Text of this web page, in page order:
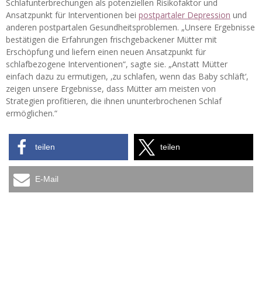
Schlafunterbrechungen als potenziellen Risikofaktor und
Ansatzpunkt für Interventionen bei postpartaler Depression und
anderen postpartalen Gesundheitsproblemen. „Unsere Ergebnisse
bestätigen die Erfahrungen frischgebackener Mütter mit
Erschöpfung und liefern einen neuen Ansatzpunkt für
schlafbezogene Interventionen“, sagte sie. „Anstatt Mütter
einfach dazu zu ermutigen, ‚zu schlafen, wenn das Baby schläft‘,
zeigen unsere Ergebnisse, dass Mütter am meisten von
Strategien profitieren, die ihnen ununterbrochenen Schlaf
ermöglichen.“
teilen teilen
E-Mail